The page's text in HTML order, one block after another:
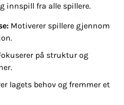
innspill fra alle spillere.
Motiverer spillere gjennom
på struktur og
lagets behov og fremmer et